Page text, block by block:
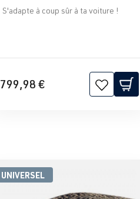
S'adapte à coup sûr à ta voiture !
799,98 €
UNIVERSEL